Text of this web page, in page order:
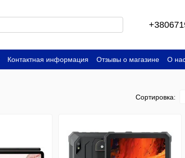
Контактная информация Отзывы о магазине О
Сортировка: